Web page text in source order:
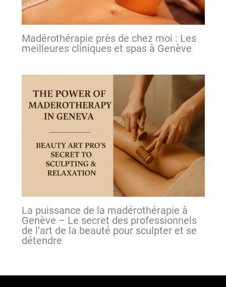
Madérothérapie près de chez moi : Les
meilleures cliniques et spas à Genève
La puissance de la madérothérapie à
Genève – Le secret des professionnels
de l’art de la beauté pour sculpter et se
détendre